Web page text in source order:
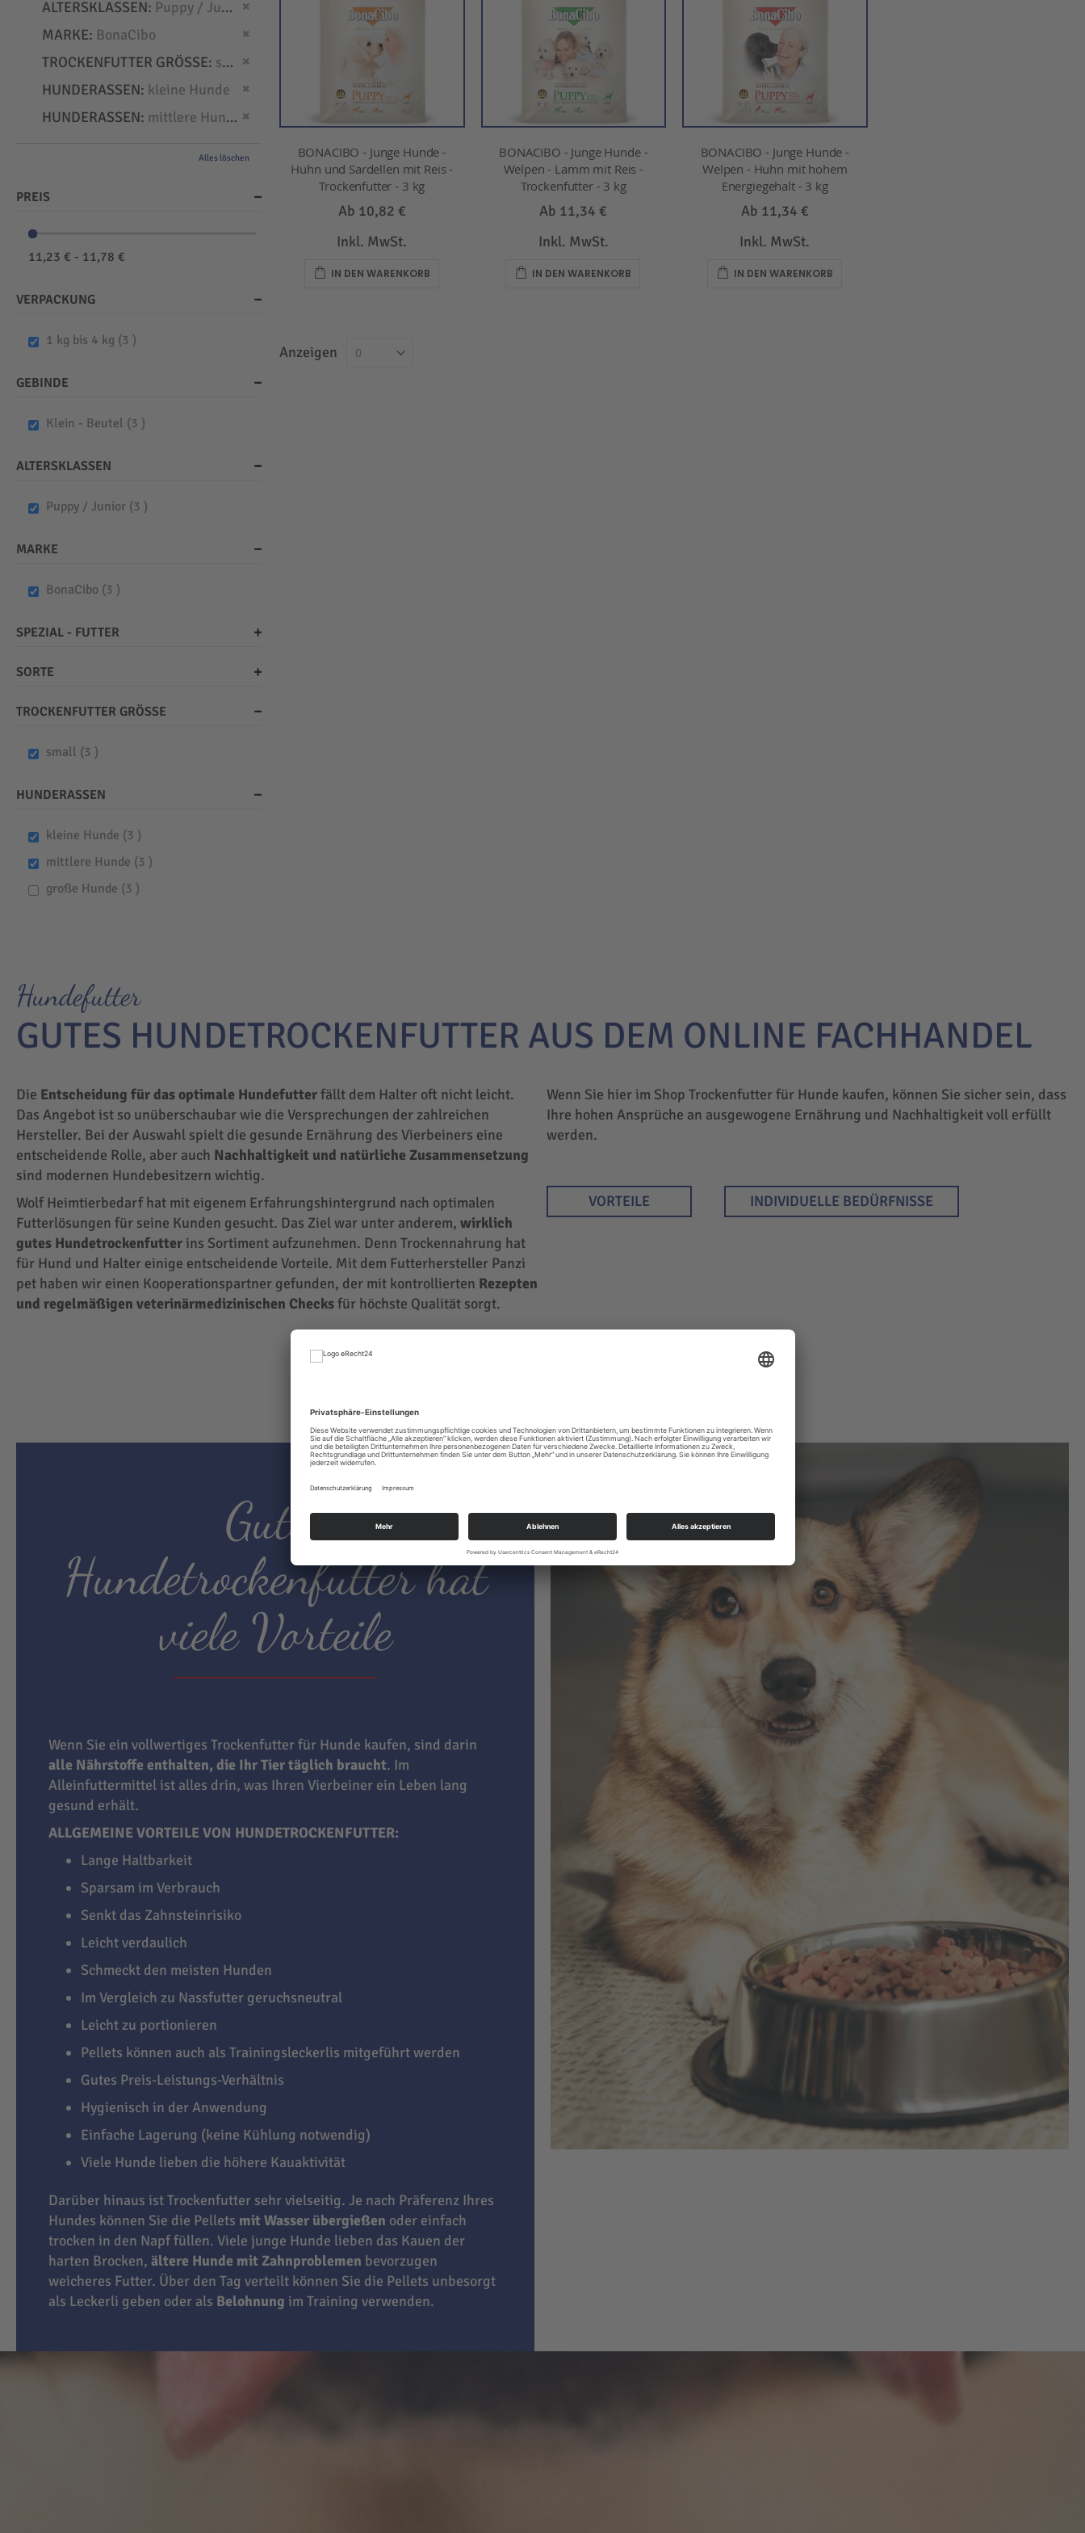
BONACIBO - Junge Hunde -
Huhn und Sardellen mit Reis -
Trockenfutter - 3 kg
Ab 10,82 €
Inkl. MwSt.
IN DEN WARENKORB
BONACIBO - Junge Hunde -
Welpen - Lamm mit Reis -
Trockenfutter - 3 kg
Ab 11,34 €
Inkl. MwSt.
IN DEN WARENKORB
BONACIBO - Junge Hunde -
Welpen - Huhn mit hohem
Energiegehalt - 3 kg
Ab 11,34 €
Inkl. MwSt.
IN DEN WARENKORB
Anzeigen
ALTERSKLASSEN Puppy / Junior
MARKE BonaCibo
TROCKENFUTTER GRÖSSE
small
HUNDERASSEN kleine Hunde
Dies entfernen
HUNDERASSEN mittlere Hunde
Alles löschen
PREIS
11,23 € - 11,78 €
VERPACKUNG
1 kg bis 4 kg 3 items
GEBINDE
Klein - Beutel 3 items
ALTERSKLASSEN
Puppy / Junior 3 items
MARKE
BonaCibo 3 items
SPEZIAL - FUTTER
SORTE
TROCKENFUTTER GRÖSSE
small 3 items
HUNDERASSEN
kleine Hunde 3 items
mittlere Hunde 3 items
große Hunde 3 items
Hundefutter
GUTES HUNDETROCKENFUTTER AUS DEM ONLINE FACHHANDEL
Die Entscheidung für das optimale Hundefutterfällt dem Halter oft nicht leicht.
Das Angebot ist so unüberschaubar wie die Versprechungen der zahlreichen
Hersteller. Bei der Auswahl spielt die gesunde Ernährung des Vierbeiners eine
entscheidende Rolle, aber auch Nachhaltigkeit und natürliche Zusammensetzung
sind modernen Hundebesitzern wichtig.
Wolf Heimtierbedarf hat mit eigenem Erfahrungshintergrund nach optimalen
Futterlösungen für seine Kunden gesucht. Das Ziel war unter anderem, wirklich
gutes Hundetrockenfutter ins Sortiment aufzunehmen. Denn Trockennahrung hat
für Hund und Halter einige entscheidende Vorteile. Mit dem Futterhersteller Panzi
pet haben wir einen Kooperationspartner gefunden, der mit kontrollierten Rezepten
und regelmäßigen veterinärmedizinischen Checksfür höchste Qualität sorgt.
Wenn Sie hier im Shop Trockenfutter für Hunde kaufen, können Sie sicher sein, dass
Ihre hohen Ansprüche an ausgewogene Ernährung und Nachhaltigkeit voll erfüllt
werden.
VORTEILE INDIVIDUELLE BEDÜRFNISSE
Gutes
Hundetrockenfutter hat
viele Vorteile
Wenn Sie ein vollwertiges Trockenfutter für Hunde kaufen, sind darin
alle Nährstoffe enthalten, die Ihr Tier täglich braucht. Im
Alleinfuttermittel ist alles drin, was Ihren Vierbeiner ein Leben lang
gesund erhält.
ALLGEMEINE VORTEILE VON HUNDETROCKENFUTTER:
Lange Haltbarkeit
Sparsam im Verbrauch
Senkt das Zahnsteinrisiko
Leicht verdaulich
Schmeckt den meisten Hunden
Im Vergleich zu Nassfutter geruchsneutral
Leicht zu portionieren
Pellets können auch als Trainingsleckerlis mitgeführt werden
Gutes Preis-Leistungs-Verhältnis
Hygienisch in der Anwendung
Einfache Lagerung (keine Kühlung notwendig)
Viele Hunde lieben die höhere Kauaktivität
Darüber hinaus ist Trockenfutter sehr vielseitig. Je nach Präferenz Ihres
Hundes können Sie die Pellets mit Wasser übergießen oder einfach
trocken in den Napf füllen. Viele junge Hunde lieben das Kauen der
harten Brocken, ältere Hunde mit Zahnproblemen bevorzugen
weicheres Futter. Über den Tag verteilt können Sie die Pellets unbesorgt
als Leckerli geben oder als Belohnung im Training verwenden.